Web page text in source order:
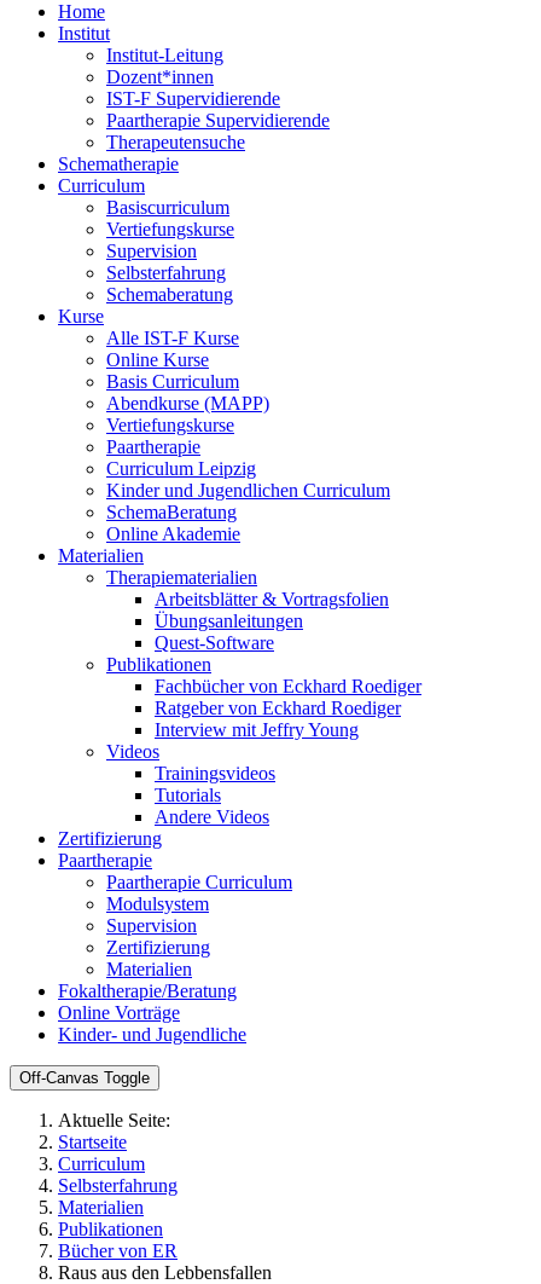
Home
Institut
Institut-Leitung
Dozent*innen
IST-F Supervidierende
Paartherapie Supervidierende
Therapeutensuche
Schematherapie
Curriculum
Basiscurriculum
Vertiefungskurse
Supervision
Selbsterfahrung
Schemaberatung
Kurse
Alle IST-F Kurse
Online Kurse
Basis Curriculum
Abendkurse (MAPP)
Vertiefungskurse
Paartherapie
Curriculum Leipzig
Kinder und Jugendlichen Curriculum
SchemaBeratung
Online Akademie
Materialien
Therapiematerialien
Arbeitsblätter & Vortragsfolien
Übungsanleitungen
Quest-Software
Publikationen
Fachbücher von Eckhard Roediger
Ratgeber von Eckhard Roediger
Interview mit Jeffry Young
Videos
Trainingsvideos
Tutorials
Andere Videos
Zertifizierung
Paartherapie
Paartherapie Curriculum
Modulsystem
Supervision
Zertifizierung
Materialien
Fokaltherapie/Beratung
Online Vorträge
Kinder- und Jugendliche
Off-Canvas Toggle
Aktuelle Seite:
Startseite
Curriculum
Selbsterfahrung
Materialien
Publikationen
Bücher von ER
Raus aus den Lebbensfallen